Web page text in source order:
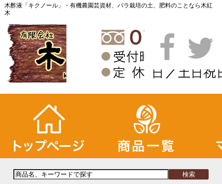
木酢液「キクノール」・有機農園芸資材、バラ栽培の土、肥料のことなら木紅
木